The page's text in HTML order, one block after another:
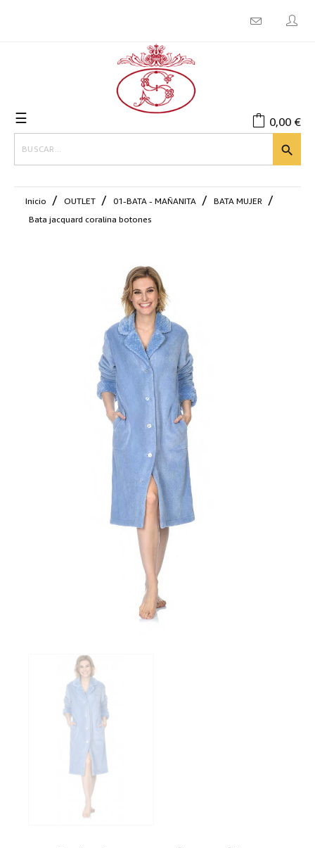
Navegación
de
palanca
☰

0,00 €
Inicio OUTLET 01-BATA - MAÑANITA
BATA MUJER
Bata jacquard coralina botones